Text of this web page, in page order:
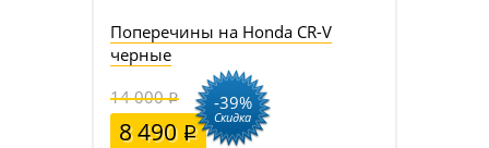
Поперечины на Honda CR-V
черные
14 000
8 490
-39%
Скидка